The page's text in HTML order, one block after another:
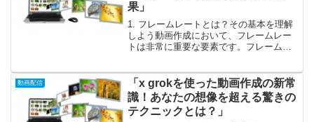
果」
1. フレームレートとは？その基本を理解
しよう動画作成において、フレームレー
トは非常に重要な要素です。フレームレ
「fps（frames per second）」という単位
で表...
動画配信
「x grokを使った動画作成の新常
識！あなたの想像を超える驚きの
テクニックとは？」